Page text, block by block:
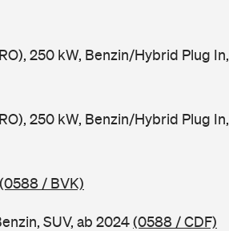
250 kW, Benzin/Hybrid Plug In,
250 kW, Benzin/Hybrid Plug In,
(0588 / BVK)
SUV, ab 2024(0588 / CDF)